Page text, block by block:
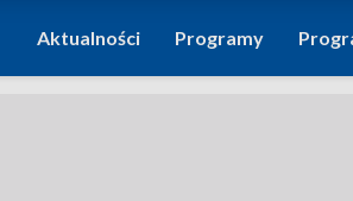
Aktualności Programy